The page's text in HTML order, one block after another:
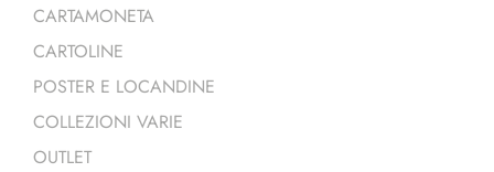
CARTAMONETA
CARTOLINE
POSTER E LOCANDINE
COLLEZIONI VARIE
OUTLET